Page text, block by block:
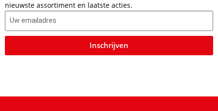
nieuwste assortiment en laatste acties.
Inschrijven